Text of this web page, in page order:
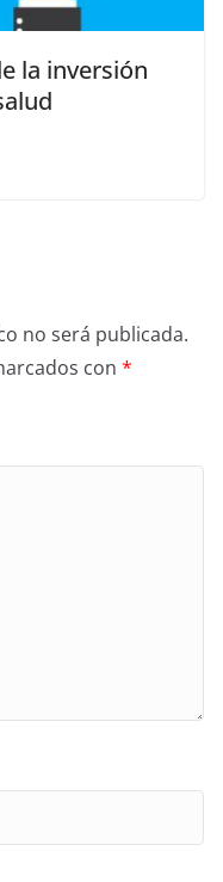
la inversión
no será publicada.
con *